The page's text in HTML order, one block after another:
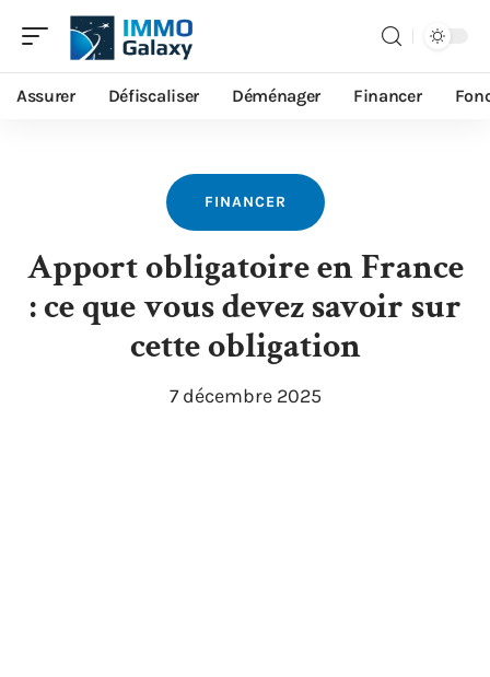
Assurer Défiscaliser Déménager Financer
FINANCER
Apport obligatoire en France
: ce que vous devez savoir sur
cette obligation
7 décembre 2025